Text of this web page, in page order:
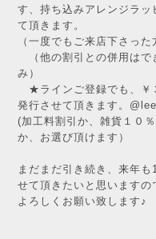
す、持ち込みアレンジラ
て頂きます。
（一度でもご来店下さった
（他の割引との併用はで
み）
★ラインご登録でも、￥
発行させて頂きます。
(加工料割引か、雑貨１０
か、お選び頂けます）
まだまだ引き続き、来年
せて頂きたいと思いますの
よろしくお願い致します♪